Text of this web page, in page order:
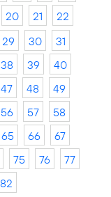
20 21
22
29 30
31
38 39
40
47 48
49
56 57
58
65 66
67
75 76
77
82